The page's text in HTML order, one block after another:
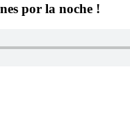
por la noche !